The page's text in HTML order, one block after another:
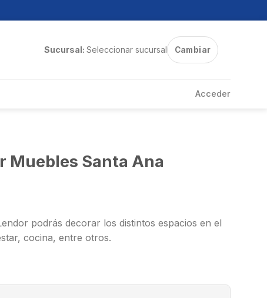
Sucursal: Seleccionar sucursal Cambiar
Acceder
Muebles Santa Ana
podrás decorar los distintos espacios en el
cocina, entre otros.